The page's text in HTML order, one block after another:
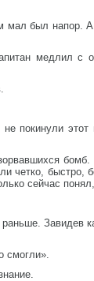
мал был напор.
медлил с
покинули этот
четко, быстро,
сейчас
Завидев
смогли».